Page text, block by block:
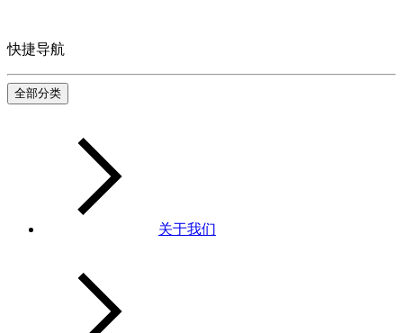
快捷导航
全部分类
关于我们